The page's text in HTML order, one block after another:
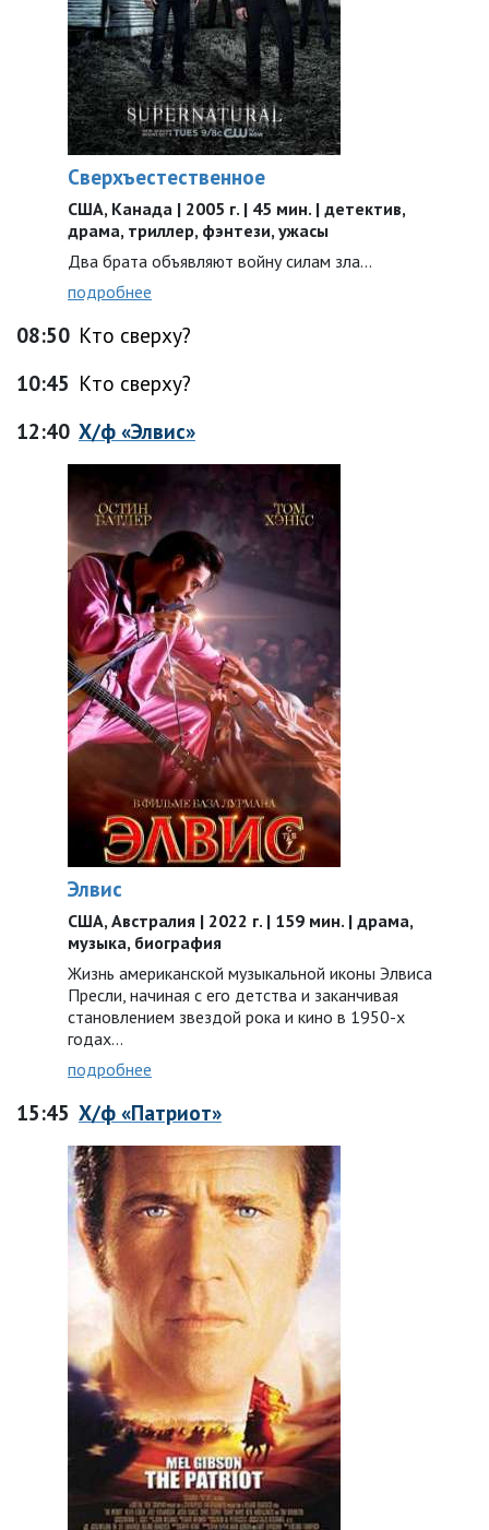
Сверхъестественное
США, Канада | 2005 г. | 45 мин. | детектив,
драма, триллер, фэнтези, ужасы
Два брата объявляют войну силам зла…
подробнее
08:50 Кто сверху?
10:45 Кто сверху?
12:40 Х/ф «Элвис»
Элвис
США, Австралия | 2022 г. | 159 мин. | драма,
музыка, биография
Жизнь американской музыкальной иконы Элвиса
Пресли, начиная с его детства и заканчивая
становлением звездой рока и кино в 1950-х
годах…
подробнее
15:45 Х/ф «Патриот»